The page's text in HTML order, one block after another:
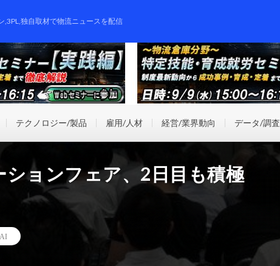
,3PL,独自取材で物流ニュースを配信
テクノロジー/製品 雇用/人材 経営/業界動向 データ/調査
ョンフェア、2日目も積極
AI